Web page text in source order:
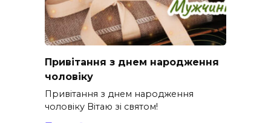
Привітання з днем народження
чоловіку
Привітання з днем народження
чоловіку Вітаю зі святом!